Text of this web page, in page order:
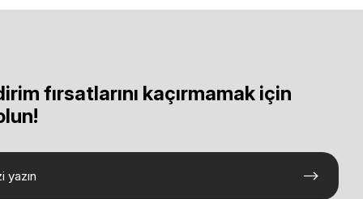
fırsatlarını kaçırmamak için